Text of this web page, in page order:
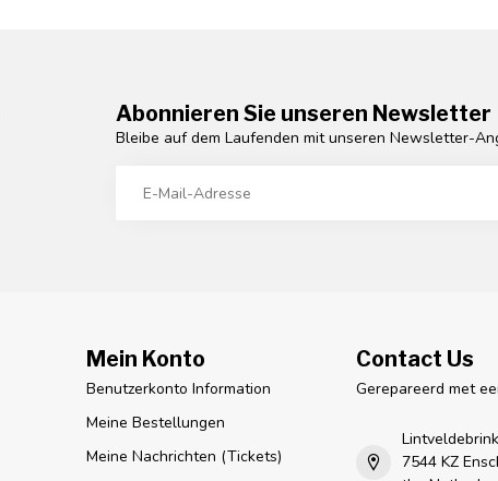
Abonnieren Sie unseren Newsletter
Bleibe auf dem Laufenden mit unseren Newsletter-
Mein Konto
Benutzerkonto Information
Meine Bestellungen
Meine Nachrichten (Tickets)
Contact Us
Gerepareerd met
7544 KZ